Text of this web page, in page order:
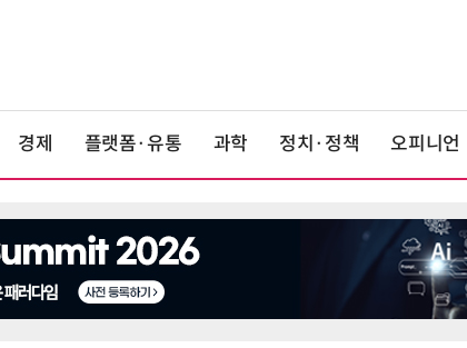
경제 플랫폼·유통 과학 정치·정책 오피니언